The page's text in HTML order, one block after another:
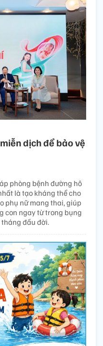
dịch để bảo vệ
phòng bệnh đường hô
là tạo kháng thể cho
phụ nữ mang thai, giúp
con ngay từ trong bụng
tháng đầu đời.